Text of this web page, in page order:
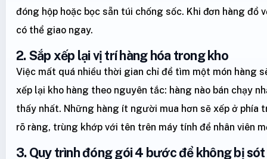
đóng hộp hoặc bọc sẵn túi chống sốc. Khi đơn hàng đổ
có thể giao ngay.
2. Sắp xếp lại vị trí hàng hóa trong kho
Việc mất quá nhiều thời gian chỉ để tìm một món hàng
xếp lại kho hàng theo nguyên tắc: hàng nào bán chạy
thấy nhất. Những hàng ít người mua hơn sẽ xếp ở phía
rõ ràng, trùng khớp với tên trên máy tính để nhân viên
3. Quy trình đóng gói 4 bước để không bị